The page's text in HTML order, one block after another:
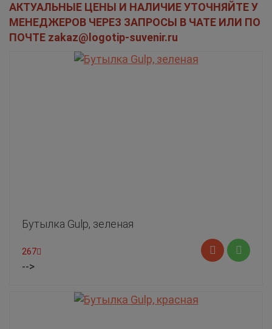
АКТУАЛЬНЫЕ ЦЕНЫ И НАЛИЧИЕ УТОЧНЯЙТЕ У
МЕНЕДЖЕРОВ ЧЕРЕЗ ЗАПРОСЫ В ЧАТЕ ИЛИ ПО
ПОЧТЕ zakaz@logotip-suvenir.ru
Бутылка Gulp, зеленая
267
-->